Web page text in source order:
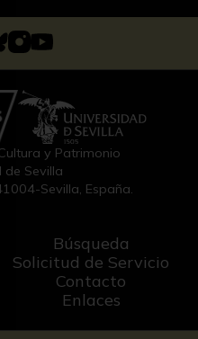
y Patrimonio
de Sevilla
Sevilla, España.
Búsqueda
Solicitud de Servicio
Contacto
Enlaces